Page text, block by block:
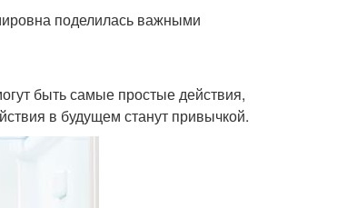
поделилась важными
быть самые простые действия,
в будущем станут привычкой.